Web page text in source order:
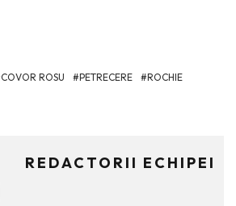
COVOR ROSU PETRECERE
ROCHIE
REDACTORII ECHIPEI